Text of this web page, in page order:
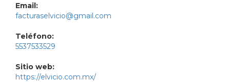
Email:
facturaselvicio@gmail.com
Teléfono:
5537533529
Sitio web:
https://elvicio.com.mx/